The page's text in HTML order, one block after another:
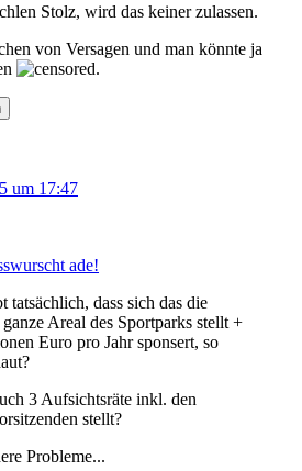
Stolz, wird das keiner zulassen.
von Versagen und man könnte ja
.
um 17:47
ade!
tatsächlich, dass sich das die
Areal des Sportparks stellt +
Euro pro Jahr sponsert, so
3 Aufsichtsräte inkl. den
stellt?
Probleme...